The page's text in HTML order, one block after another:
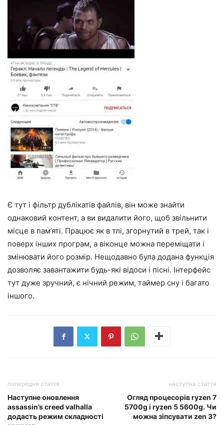
Є тут і фільтр дублікатів файлів, він може знайти
однаковий контент, а ви видалити його, щоб звільнити
місце в пам’яті. Працює як в тлі, згорнутий в трей, так і
поверх інших програм, а віконце можна переміщати і
змінювати його розмір. Нещодавно була додана функція
дозволяє завантажити будь-які відоси і пісні. Інтерфейс
тут дуже зручний, є нічний режим, таймер сну і багато
іншого.
попередня стаття
Наступне оновлення
assassin’s creed valhalla
додасть режим складності
наступна стаття
Огляд процесорів ryzen 7
5700g і ryzen 5 5600g. Чи
можна зіпсувати zen 3?